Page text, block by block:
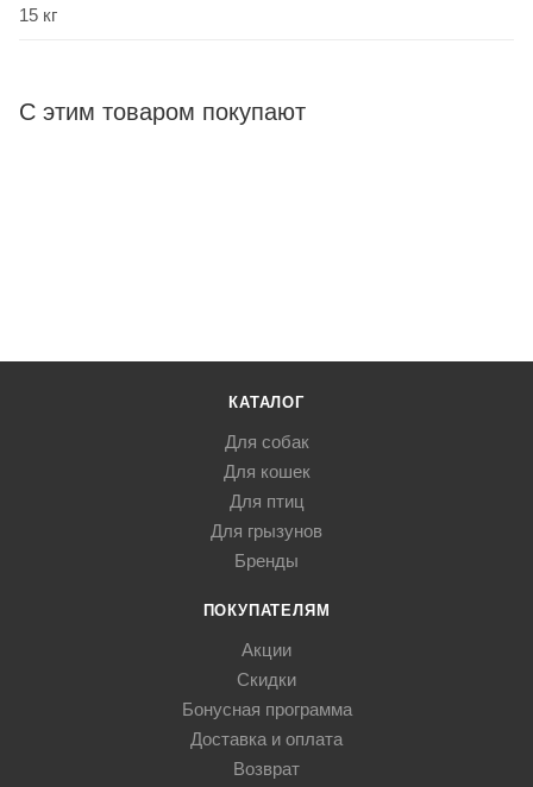
15 кг
С этим товаром покупают
КАТАЛОГ
Для собак
Для кошек
Для птиц
Для грызунов
Бренды
ПОКУПАТЕЛЯМ
Акции
Скидки
Бонусная программа
Доставка и оплата
Возврат